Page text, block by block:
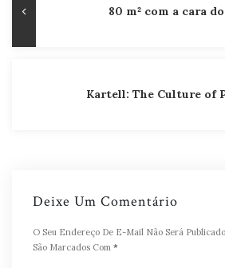
de
Post
Publicação
80 m² com a cara
Kartell: The Culture of
Deixe Um Comentário
O Seu Endereço De E-Mail Não Será
São Marcados Com *